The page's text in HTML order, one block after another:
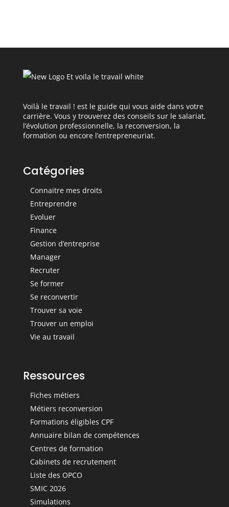
Voilà le travail ! est le guide qui vous aide dans votre
carrière. Vous y trouverez des conseils sur le salariat,
l’évolution professionnelle, la reconversion, la
formation ou encore l’entrepreneuriat.
Catégories
Connaitre mes droits
Entreprendre
Evoluer
Finance
Gestion d’entreprise
Manager
Recruter
Se former
Se reconvertir
Trouver sa voie
Trouver un emploi
Vie au travail
Ressources
Fiches métiers
Métiers reconversion
Formations éligibles CPF
Annuaire bilan de compétences
Centres de formation
Cabinets de recrutement
Liste des OPCO
SMIC 2026
Simulations